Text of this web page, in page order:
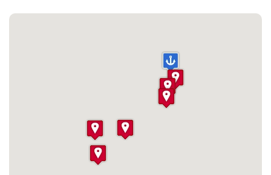
комплекса. Здесь нас ждёт фотостоп с невероятным
видом на культовый отель Бурдж Аль Араб.
4.Музей будущего Один из самых инновационных
архитектурных проектов в мире. Мы сделаем
остановку для фото на фоне этого футуристического
здания, которое символизирует стремление Дубая к
развитию и прогрессу.